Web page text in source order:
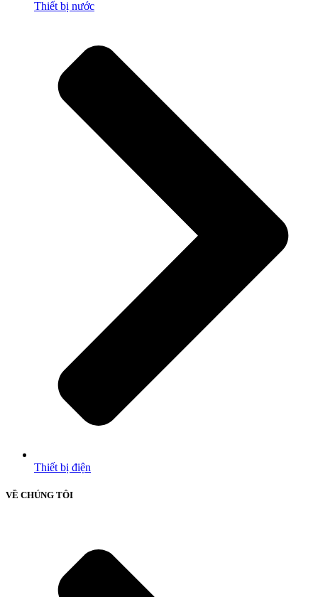
Thiết bị nước
Thiết bị điện
VỀ CHÚNG TÔI